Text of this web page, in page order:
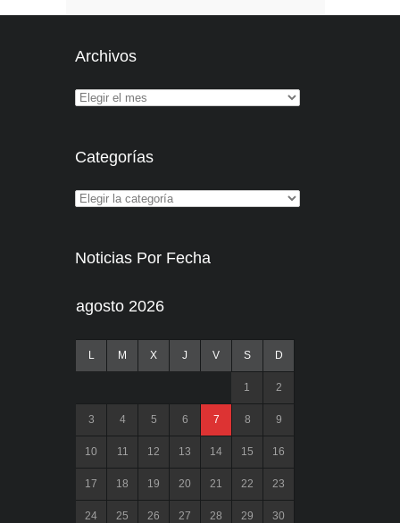
Archivos
Categorías
Noticias Por Fecha
agosto 2026
L M X J V S D
1 2
3 4 5 6 7 8 9
10 11 12 13 14 15 16
17 18 19 20 21 22 23
24 25 26 27 28 29 30